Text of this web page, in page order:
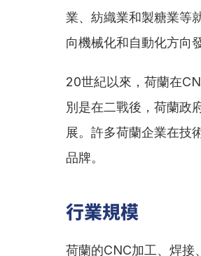
業、紡織業和製糖業等
向機械化和自動化方向
20世紀以來，荷蘭在
別是在二戰後，荷蘭政
展。許多荷蘭企業在技
品牌。
行業規模
荷蘭的CNC加工、焊接